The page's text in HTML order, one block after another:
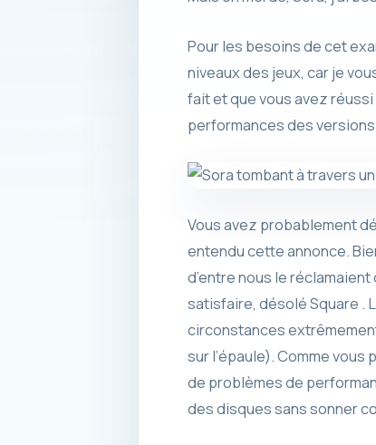
Pour les besoins de cet
niveaux des jeux, car je
fait et que vous avez
performances des
Vous avez probablement
entendu cette annonce.
d’entre nous le
satisfaire, désolé Square .
circonstances
sur l’épaule). Comme
de problèmes de
des disques sans sonner